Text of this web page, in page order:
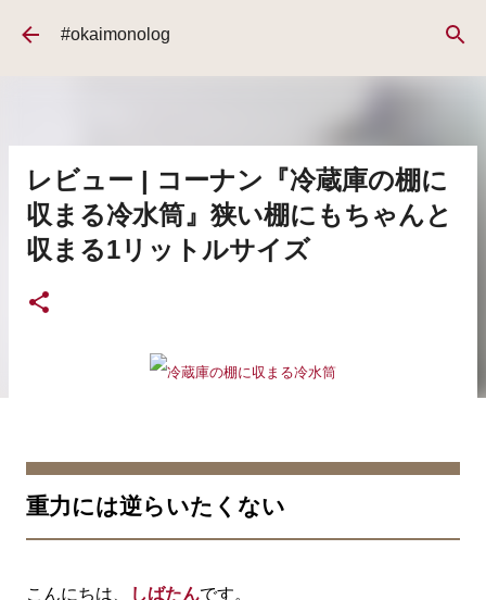
スキップしてメイン コンテンツに移動
#okaimonolog
レビュー | コーナン『冷蔵庫の棚に
収まる冷水筒』狭い棚にもちゃんと
収まる1リットルサイズ
重力には逆らいたくない
こんにちは、 しばたんです。